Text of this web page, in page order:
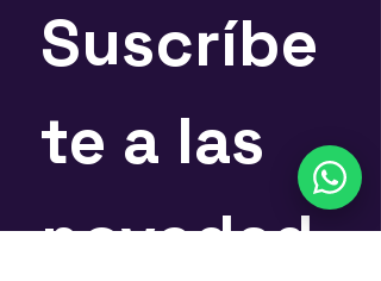
Suscríbe
te a las
novedad